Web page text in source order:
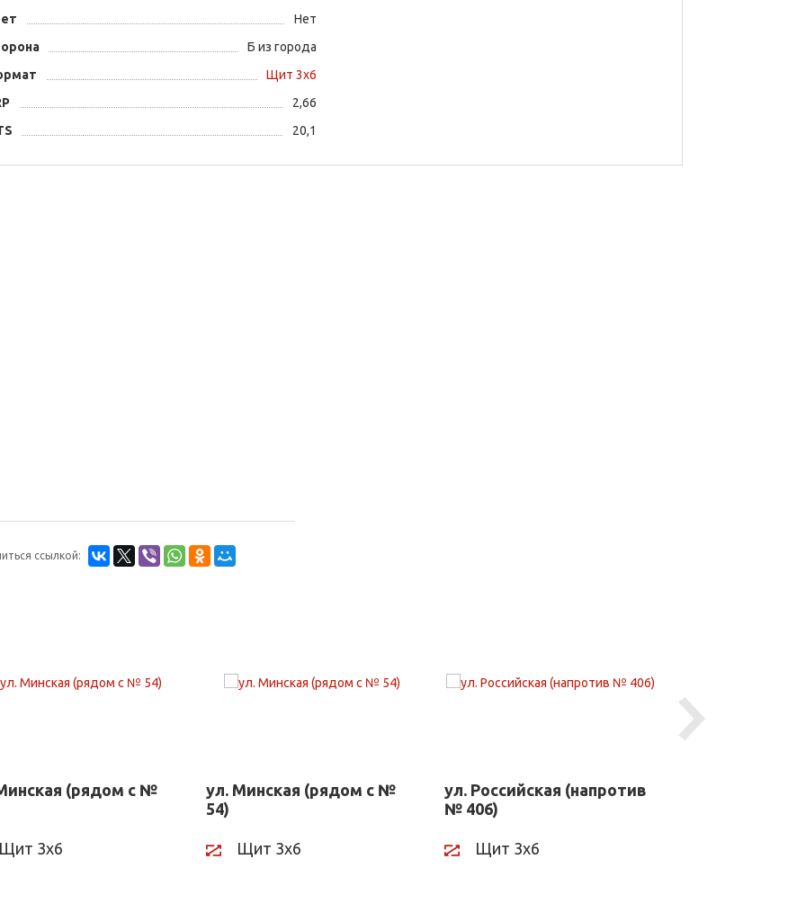
Нет
Б из города
Щит 3х6
2,66
20,1
ссылкой:
(рядом с №
3х6
ул. Минская (рядом с №
54)
Щит 3х6
ул. Российская (напротив
№ 406)
Щит 3х6
Next